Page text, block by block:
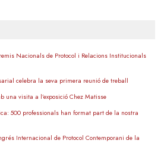
Nacionals de Protocol i Relacions Institucionals
celebra la seva primera reunió de treball
una visita a l’exposició Chez Matisse
500 professionals han format part de la nostra
Internacional de Protocol Contemporani de la